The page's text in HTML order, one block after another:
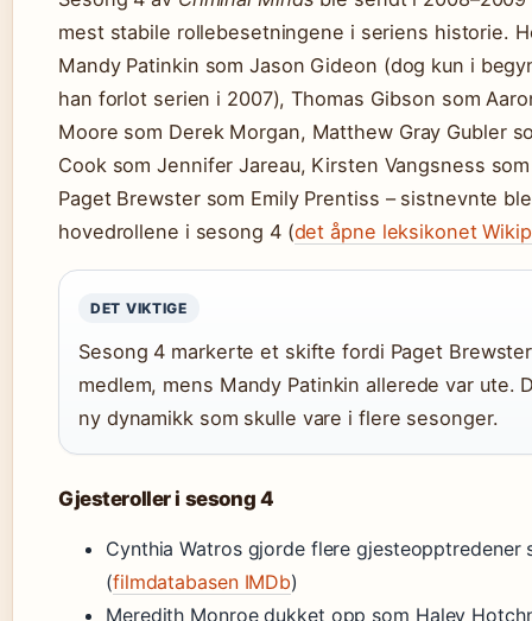
mest stabile rollebesetningene i seriens historie.
Mandy Patinkin som Jason Gideon (dog kun i
han forlot serien i 2007), Thomas Gibson som
Moore som Derek Morgan, Matthew Gray Gubler
Cook som Jennifer Jareau, Kirsten Vangsness
Paget Brewster som Emily Prentiss – sistnevnte
hovedrollene i sesong 4 (det åpne leksikonet
DET VIKTIGE
Sesong 4 markerte et skifte fordi Paget
medlem, mens Mandy Patinkin allerede var ute.
ny dynamikk som skulle vare i flere sesonger.
Gjesteroller i sesong 4
Cynthia Watros gjorde flere gjesteopptredener
(filmdatabasen IMDb)
Meredith Monroe dukket opp som Haley